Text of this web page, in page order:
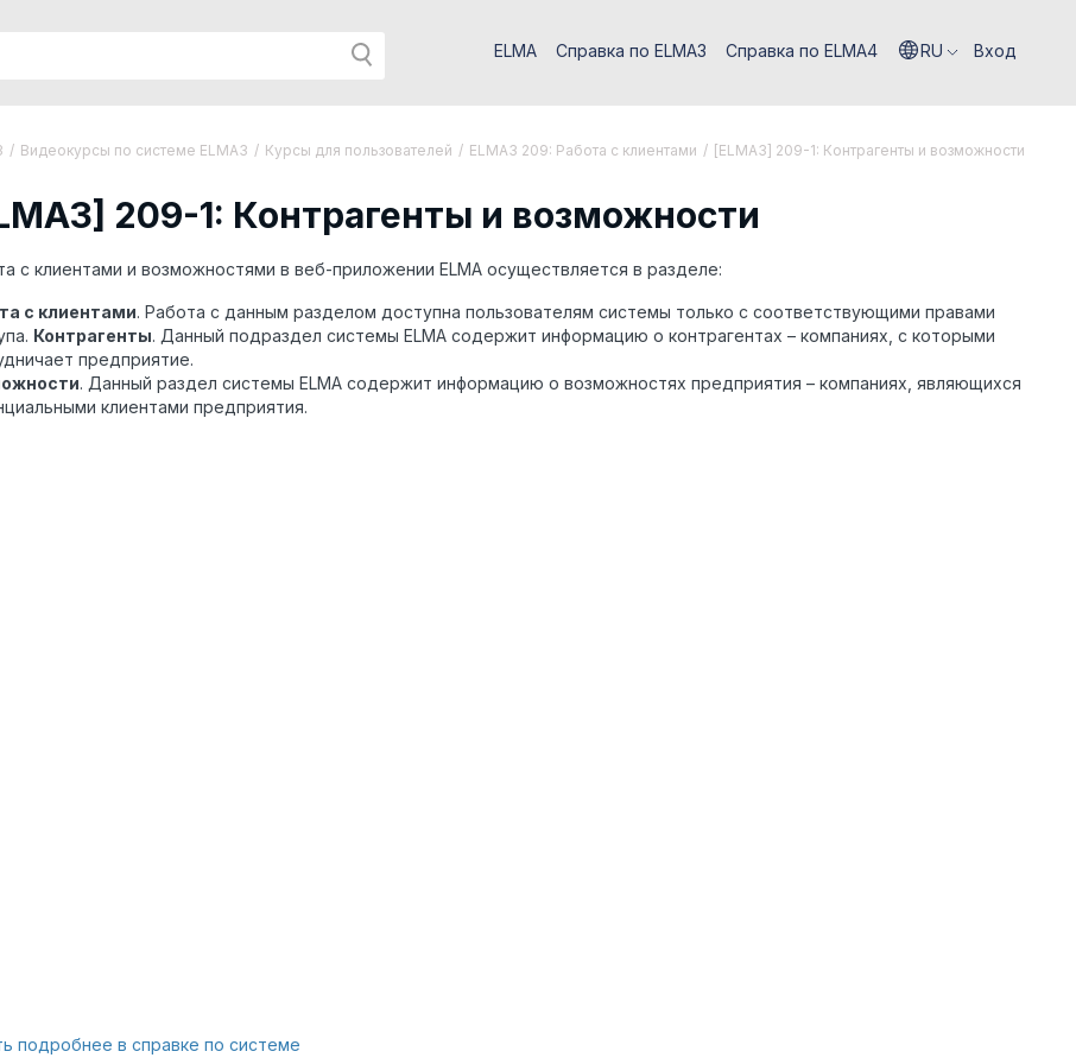
ELMA Справка по ELMA3 Справка по ELMA4 RU Вход
/ Видеокурсы по системе ELMA3 / Курсы для пользователей / ELMA3 209: Работа с клиентами / [ELMA3] 209-1: Контрагенты и возможности
209-1: Контрагенты и возможности
с клиентами и возможностями в веб-приложении ELMA осуществляется в разделе:
с клиентами. Работа с данным разделом доступна пользователям системы только с соответствующими правами
Контрагенты. Данный подраздел системы ELMA содержит информацию о контрагентах – компаниях, с которыми
предприятие.
. Данный раздел системы ELMA содержит информацию о возможностях предприятия – компаниях, являющихся
клиентами предприятия.
подробнее в справке по системе